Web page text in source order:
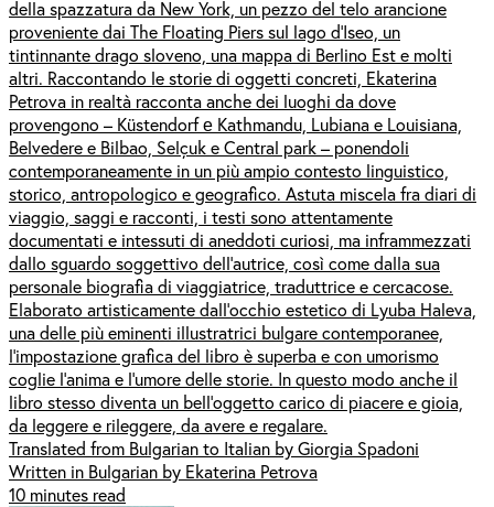
della spazzatura da New York, un pezzo del telo arancione
proveniente dai The Floating Piers sul lago d’Iseo, un
tintinnante drago sloveno, una mappa di Berlino Est e molti
altri. Raccontando le storie di oggetti concreti, Ekaterina
Petrova in realtà racconta anche dei luoghi da dove
provengono – Küstendorf е Kathmandu, Lubiana e Louisiana,
Belvedere e Bilbao, Selçuk e Central park – ponendoli
contemporaneamente in un più ampio contesto linguistico,
storico, antropologico e geografico. Astuta miscela fra diari di
viaggio, saggi e racconti, i testi sono attentamente
documentati e intessuti di aneddoti curiosi, ma inframmezzati
dallo sguardo soggettivo dell’autrice, così come dalla sua
personale biografia di viaggiatrice, traduttrice e cercacose.
Elaborato artisticamente dall’occhio estetico di Lyuba Haleva,
una delle più eminenti illustratrici bulgare contemporanee,
l’impostazione grafica del libro è superba e con umorismo
coglie l’anima e l’umore delle storie. In questo modo anche il
libro stesso diventa un bell’oggetto carico di piacere e gioia,
da leggere e rileggere, da avere e regalare.
Translated from Bulgarian to Italian by Giorgia Spadoni
Written in Bulgarian by Ekaterina Petrova
10 minutes read